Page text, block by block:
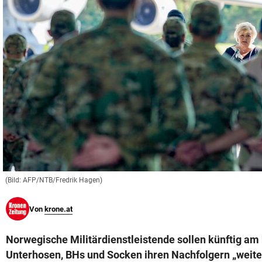
© Krone Multimedia GmbH & Co KG 2026
Muthgasse 2, 1190 Wien
(Bild: AFP/NTB/Fredrik Hagen)
Von krone.at
Norwegische Militärdienstleistende sollen künftig am
Unterhosen, BHs und Socken ihren Nachfolgern